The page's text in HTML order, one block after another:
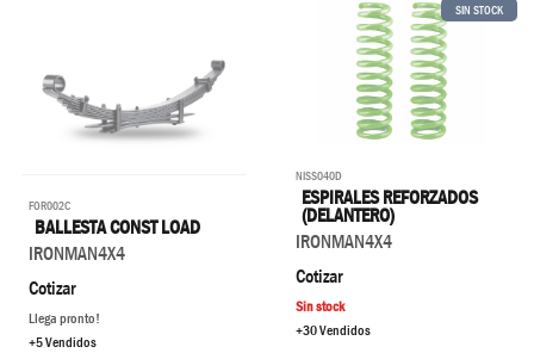
FOR002C
BALLESTA CONST LOAD
IRONMAN4X4
Cotizar
Llega pronto!
+5 Vendidos
SIN STOCK
NISS040D
ESPIRALES REFORZADOS
(DELANTERO)
IRONMAN4X4
Cotizar
Sin stock
+30 Vendidos